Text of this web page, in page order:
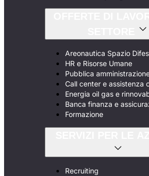
Areonautica Spazio
HR e Risorse Umane
Pubblica
Call center e assistenza
Energia oil gas e
Banca finanza e
Formazione
Recruiting